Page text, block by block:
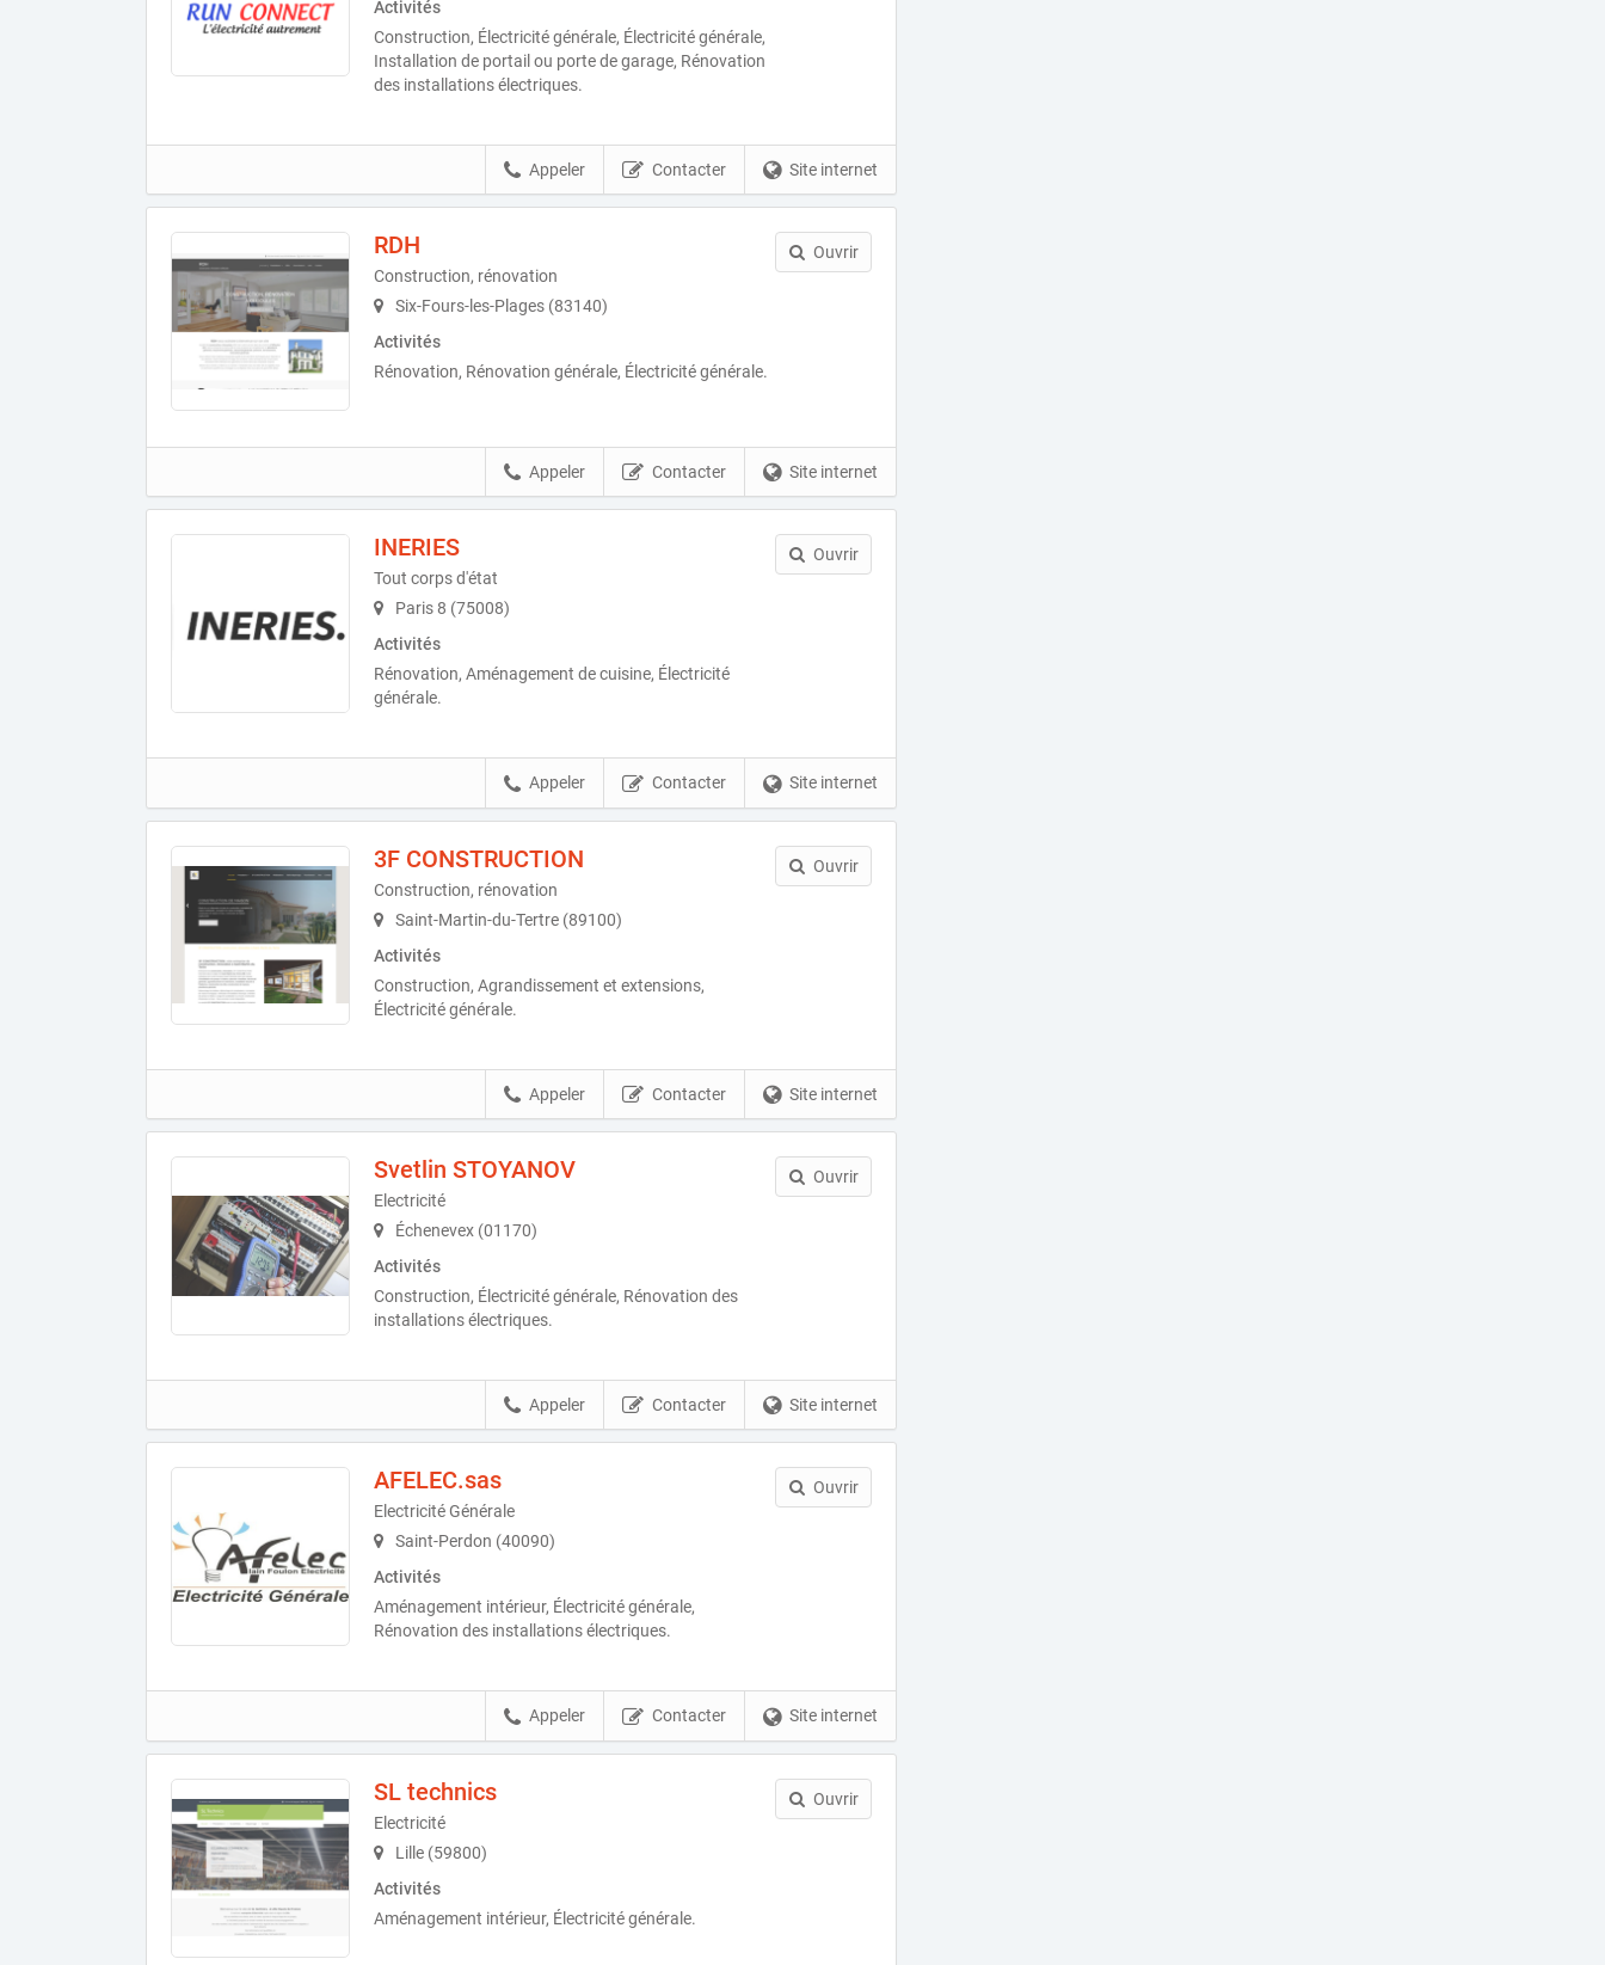
Activités
Construction, Électricité générale, Électricité générale,
Installation de portail ou porte de garage, Rénovation
des installations électriques.
Site internet
Contacter
Appeler
RDH
Construction, rénovation
Six-Fours-les-Plages (83140)
Activités
Rénovation, Rénovation générale, Électricité générale.
Ouvrir
Site internet
Contacter
Appeler
INERIES
Tout corps d'état
Paris 8 (75008)
Activités
Rénovation, Aménagement de cuisine, Électricité
générale.
Ouvrir
Site internet
Contacter
Appeler
3F CONSTRUCTION
Construction, rénovation
Saint-Martin-du-Tertre (89100)
Activités
Construction, Agrandissement et extensions,
Électricité générale.
Ouvrir
Site internet
Contacter
Appeler
Svetlin STOYANOV
Electricité
Échenevex (01170)
Activités
Construction, Électricité générale, Rénovation des
installations électriques.
Ouvrir
Site internet
Contacter
Appeler
AFELEC.sas
Electricité Générale
Saint-Perdon (40090)
Activités
Aménagement intérieur, Électricité générale,
Rénovation des installations électriques.
Ouvrir
Site internet
Contacter
Appeler
SL technics
Electricité
Lille (59800)
Activités
Aménagement intérieur, Électricité générale.
Ouvrir